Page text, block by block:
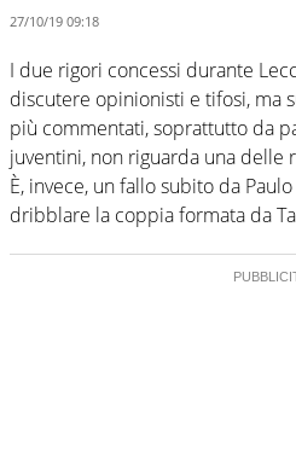
27/10/19 09:18
I due rigori concessi durante
discutere opinionisti e tifosi, ma
più commentati, soprattutto da
juventini, non riguarda una delle
È, invece, un fallo subito da Paulo
dribblare la coppia formata da